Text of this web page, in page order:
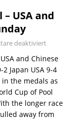
– USA and
deaktiviert
and Chinese
Japan USA 9-4
in the medals as
Cup of Pool
the longer race
away from